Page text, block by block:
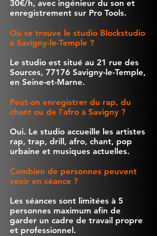
30€/h, avec ingénieur du son et
enregistrement sur Pro Tools.
Où se trouve le studio Blockstudio
à Savigny-le-Temple ?
Le studio est situé au 21 rue des
Sources, 77176 Savigny-le-Temple,
en Seine-et-Marne.
Peut-on enregistrer du rap, du
chant ou de l’afro à Savigny ?
Oui. Le studio accueille les artistes
rap, trap, drill, afro, chant, pop
urbaine et musiques actuelles.
Combien de personnes peuvent
venir en séance ?
Les séances sont limitées à 5
personnes maximum afin de
garder un cadre de travail propre
et professionnel.